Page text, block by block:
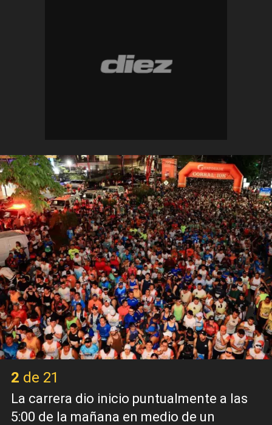
2 de 21
La carrera dio inicio puntualmente a las
5:00 de la mañana en medio de un